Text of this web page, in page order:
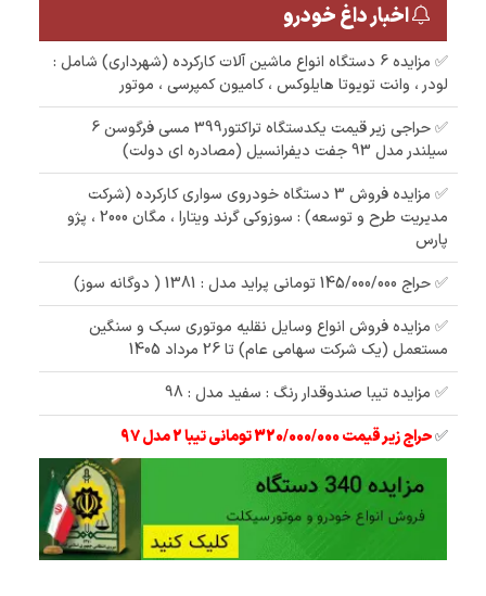
اخبار داغ خودرو
✅ مزایده 6 دستگاه انواع ماشین آلات کارکرده (شهرداری) شامل :
لودر ، وانت تویوتا هایلوکس ، کامیون کمپرسی ، موتور
✅ حراجی زیر قیمت یکدستگاه تراکتور399 مسی فرگوسن 6
سیلندر مدل 93 جفت دیفرانسیل (مصادره ای دولت)
✅ مزایده فروش 3 دستگاه خودروی سواری کارکرده (شرکت
مدیریت طرح و توسعه) : سوزوکی گرند ویتارا ، مگان 2000 ، پژو
پارس
✅ حراج 145/000/000 تومانی پراید مدل : 1381 ( دوگانه سوز)
✅ مزایده فروش انواع وسایل نقلیه موتوری سبک و سنگین
مستعمل (یک شرکت سهامی عام) تا 26 مرداد 1405
✅ مزایده تیبا صندوقدار رنگ : سفید مدل : 98
✅حراج زیر قیمت 320/000/000 تومانی تیبا 2 مدل 97